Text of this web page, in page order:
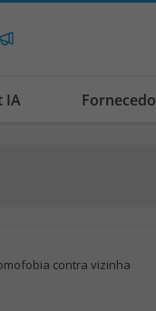
IA
contra vizinha